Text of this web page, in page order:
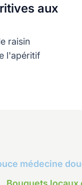
aux
raisin
l'apéritif
médecine